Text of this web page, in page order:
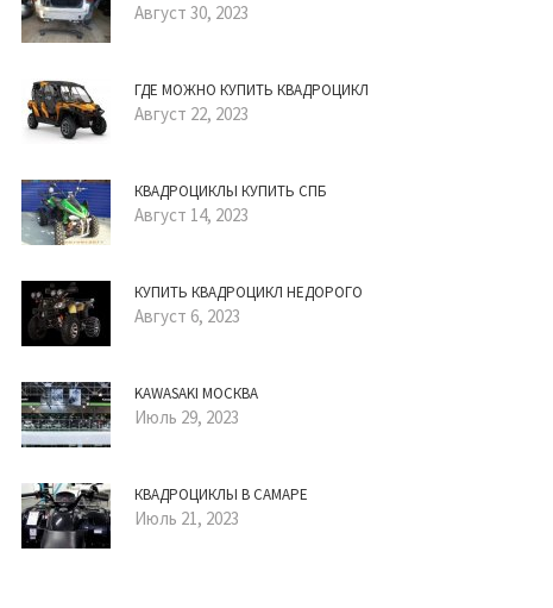
Август 30, 2023
ГДЕ МОЖНО КУПИТЬ КВАДРОЦИКЛ
Август 22, 2023
КВАДРОЦИКЛЫ КУПИТЬ СПБ
Август 14, 2023
КУПИТЬ КВАДРОЦИКЛ НЕДОРОГО
Август 6, 2023
KAWASAKI МОСКВА
Июль 29, 2023
КВАДРОЦИКЛЫ В САМАРЕ
Июль 21, 2023